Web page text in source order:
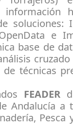
soluciones:
e
base de
técnicas
FEADER
Andalucía a
Pesca